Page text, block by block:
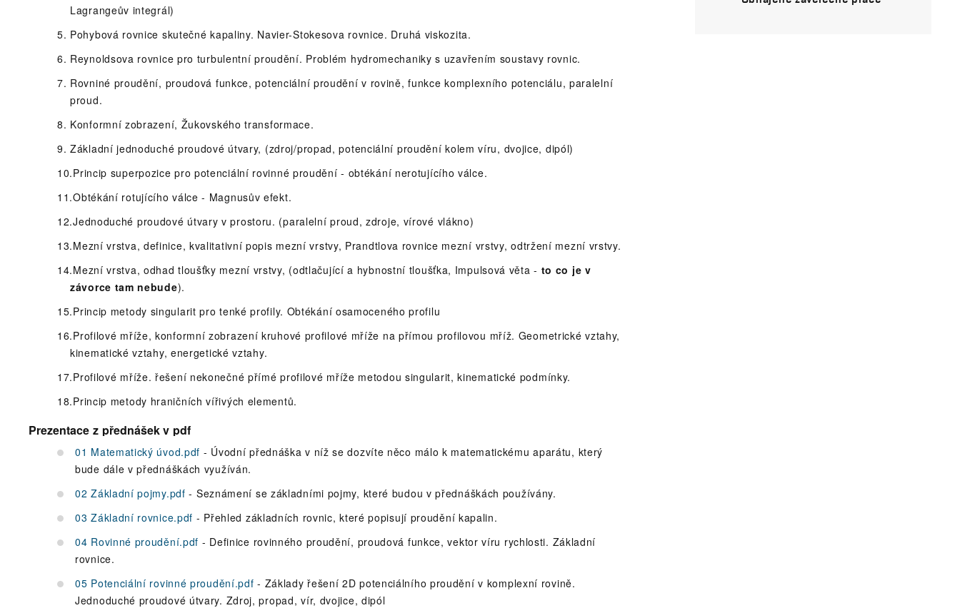
Lagrangeův integrál)
Pohybová rovnice skutečné kapaliny. Navier-Stokesova rovnice. Druhá viskozita.
Reynoldsova rovnice pro turbulentní proudění. Problém hydromechaniky s uzavřením soustavy rovnic.
Rovniné proudění, proudová funkce, potenciální proudění v rovině, funkce komplexního potenciálu, paralelní
proud.
Konformní zobrazení, Žukovského transformace.
Základní jednoduché proudové útvary, (zdroj/propad, potenciální proudění kolem víru, dvojice, dipól)
Princip superpozice pro potenciální rovinné proudění - obtékání nerotujícího válce.
Obtékání rotujícího válce - Magnusův efekt.
Jednoduché proudové útvary v prostoru. (paralelní proud, zdroje, vírové vlákno)
Mezní vrstva, definice, kvalitativní popis mezní vrstvy, Prandtlova rovnice mezní vrstvy, odtržení mezní vrstvy.
Mezní vrstva, odhad tloušťky mezní vrstvy, (odtlačující a hybnostní tloušťka, Impulsová věta - to co je v
závorce tam nebude).
Princip metody singularit pro tenké profily. Obtékání osamoceného profilu
Profilové mříže, konformní zobrazení kruhové profilové mříže na přímou profilovou mříž. Geometrické vztahy,
kinematické vztahy, energetické vztahy.
Profilové mříže. řešení nekonečné přímé profilové mříže metodou singularit, kinematické podmínky.
Princip metody hraničních vířivých elementů.
Prezentace z přednášek v pdf
01 Matematický úvod.pdf - Úvodní přednáška v níž se dozvíte něco málo k matematickému aparátu, který
bude dále v přednáškách využíván.
02 Základní pojmy.pdf - Seznámení se základními pojmy, které budou v přednáškách používány.
03 Základní rovnice.pdf - Přehled základních rovnic, které popisují proudění kapalin.
04 Rovinné proudění.pdf - Definice rovinného proudění, proudová funkce, vektor víru rychlosti. Základní
rovnice.
05 Potenciální rovinné proudění.pdf - Základy řešení 2D potenciálního proudění v komplexní rovině.
Jednoduché proudové útvary. Zdroj, propad, vír, dvojice, dipól